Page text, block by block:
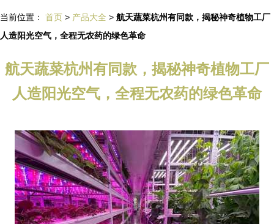
当前位置： 首页 > 产品大全 > 航天蔬菜杭州有同款，揭秘神奇植物工厂
人造阳光空气，全程无农药的绿色革命
航天蔬菜杭州有同款，揭秘神奇植物工厂
人造阳光空气，全程无农药的绿色革命